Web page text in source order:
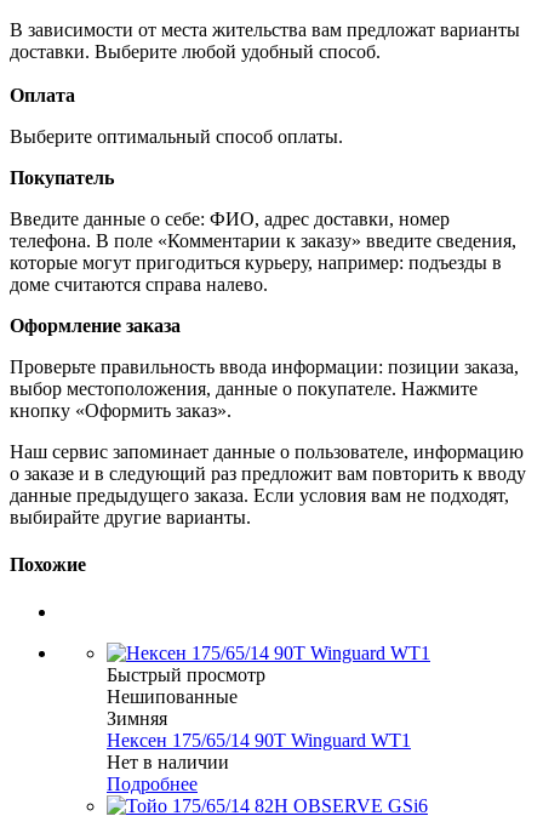
В зависимости от места жительства вам предложат варианты
доставки. Выберите любой удобный способ.
Оплата
Выберите оптимальный способ оплаты.
Покупатель
Введите данные о себе: ФИО, адрес доставки, номер
телефона. В поле «Комментарии к заказу» введите сведения,
которые могут пригодиться курьеру, например: подъезды в
доме считаются справа налево.
Оформление заказа
Проверьте правильность ввода информации: позиции заказа,
выбор местоположения, данные о покупателе. Нажмите
кнопку «Оформить заказ».
Наш сервис запоминает данные о пользователе, информацию
о заказе и в следующий раз предложит вам повторить к вводу
данные предыдущего заказа. Если условия вам не подходят,
выбирайте другие варианты.
Похожие
Быстрый просмотр
Нешипованные
Зимняя
Нексен 175/65/14 90T Winguard WT1
Нет в наличии
Подробнее